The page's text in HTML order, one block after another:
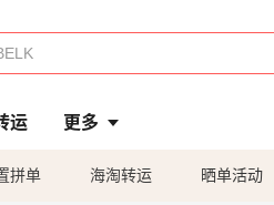
运 更多
拼单 海淘转运 晒单活动